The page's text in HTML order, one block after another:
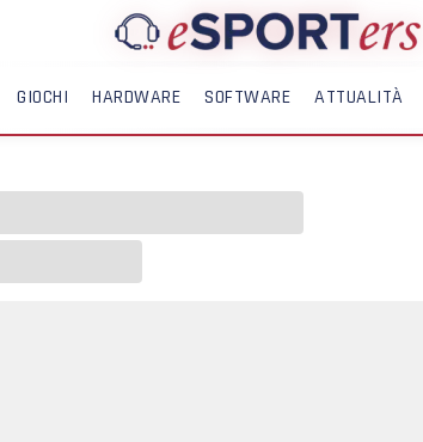
GIOCHI HARDWARE SOFTWARE ATTUALITÀ